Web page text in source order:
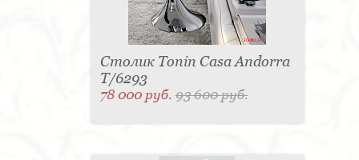
Столик Tonin Casa Andorra
T/6293
78 000 руб.93 600 руб.